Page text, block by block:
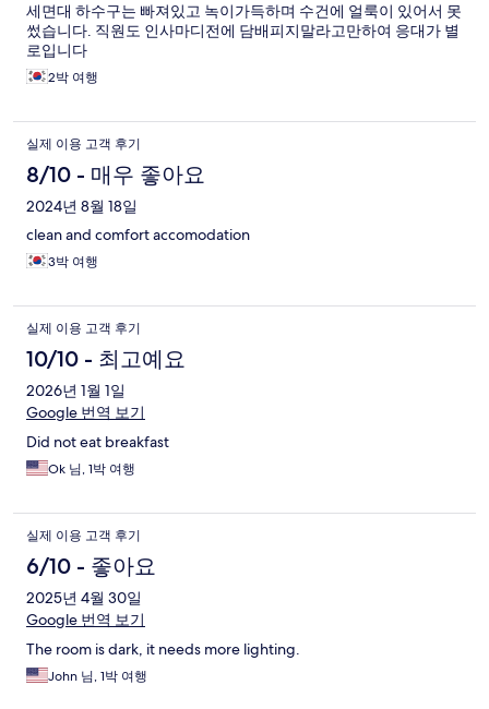
세면대 하수구는 빠져있고 녹이가득하며 수건에 얼룩이 있어서 못
썼습니다. 직원도 인사마디전에 담배피지말라고만하여 응대가 별
로입니다
2박 여행
실제 이용 고객 후기
8/10 - 매우 좋아요
2024년 8월 18일
clean and comfort accomodation
3박 여행
실제 이용 고객 후기
10/10 - 최고예요
2026년 1월 1일
Google 번역 보기
Did not eat breakfast
Ok 님, 1박 여행
실제 이용 고객 후기
6/10 - 좋아요
2025년 4월 30일
Google 번역 보기
The room is dark, it needs more lighting.
John 님, 1박 여행